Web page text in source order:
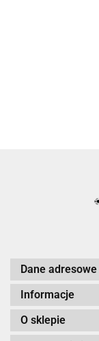
Dane adresowe
Informacje
O sklepie